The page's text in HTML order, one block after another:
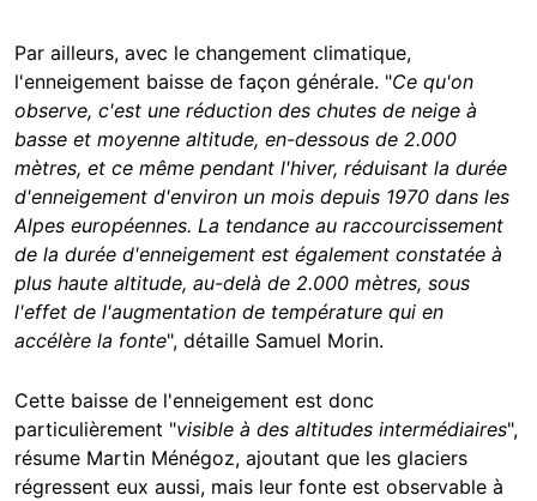
Par ailleurs, avec le changement climatique,
l'enneigement baisse de façon générale. "Ce qu'on
observe, c'est une réduction des chutes de neige à
basse et moyenne altitude, en-dessous de 2.000
mètres, et ce même pendant l'hiver, réduisant la durée
d'enneigement d'environ un mois depuis 1970 dans les
Alpes européennes. La tendance au raccourcissement
de la durée d'enneigement est également constatée à
plus haute altitude, au-delà de 2.000 mètres, sous
l'effet de l'augmentation de température qui en
accélère la fonte", détaille Samuel Morin.
Cette baisse de l'enneigement est donc
particulièrement "visible à des altitudes intermédiaires",
résume Martin Ménégoz, ajoutant que les glaciers
régressent eux aussi, mais leur fonte est observable à